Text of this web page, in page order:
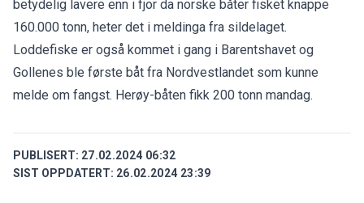
betydelig lavere enn i fjor da norske båter fisket knappe
160.000 tonn, heter det i meldinga fra sildelaget.
Loddefiske er også kommet i gang i Barentshavet og
Gollenes ble første båt fra Nordvestlandet som kunne
melde om fangst. Herøy-båten fikk 200 tonn mandag.
PUBLISERT: 27.02.2024 06:32
SIST OPPDATERT: 26.02.2024 23:39